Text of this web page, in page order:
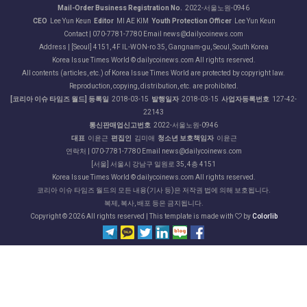
Mail-Order Business Registration No.
2022-서울노원-0946
CEO Lee Yun Keun Editor MI AE KIM Youth Protection Officer Lee Yun Keun
Contact | 070-7781-7780 Email news@dailycoinews.com
Address | [Seoul] 4151, 4F IL-WON-ro 35, Gangnam-gu, Seoul, South Korea
Korea Issue Times World © dailycoinews.com All rights reserved.
All contents (articles, etc.) of Korea Issue Times World are protected by copyright law.
Reproduction, copying, distribution, etc. are prohibited.
[코리아 이슈 타임즈 월드] 등록일 2018-03-15 발행일자 2018-03-15 사업자등록번호 127-42-
22143
통신판매업신고번호 2022-서울노원-0946
대표 이윤근 편집인 김미애 청소년 보호책임자 이윤근
연락처 | 070-7781-7780 Email news@dailycoinews.com
[서울] 서울시 강남구 일원로 35, 4층 4151
Korea Issue Times World © dailycoinews.com All rights reserved.
코리아 이슈 타임즈 월드의 모든 내용(기사 등)은 저작권 법에 의해 보호됩니다.
복제, 복사, 배포 등은 금지됩니다.
Copyright ©2026 All rights reserved | This template is made with byColorlib